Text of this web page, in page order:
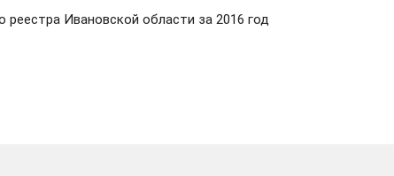
Ивановской области за 2016 год